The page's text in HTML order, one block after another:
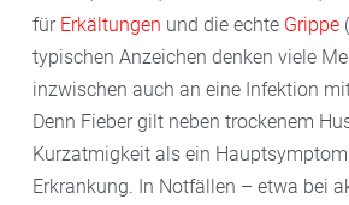
für Erkältungen und die echte Grippe
typischen Anzeichen denken viele
inzwischen auch an eine Infektion
Denn Fieber gilt neben trockenem
Kurzatmigkeit als ein
Erkrankung. In Notfällen – etwa bei